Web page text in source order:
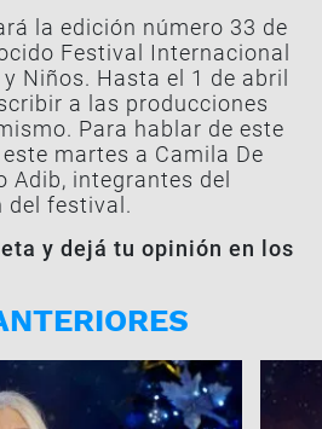
la edición número 33 de
Festival Internacional
Niños. Hasta el 1 de abril
a las producciones
Para hablar de este
martes a Camila De
Adib, integrantes del
del festival.
y dejá tu opinión en los